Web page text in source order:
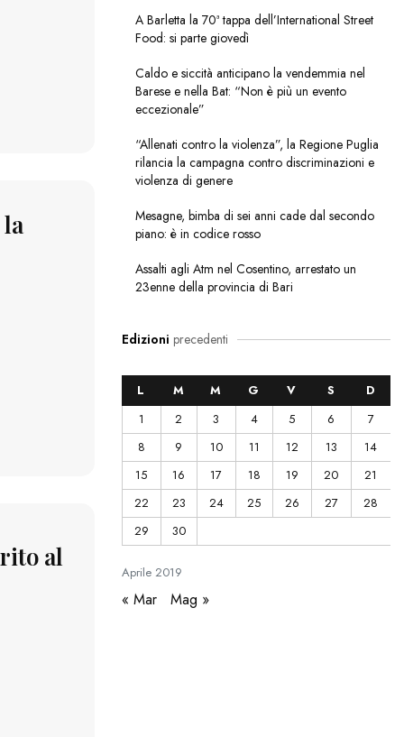
al
A Barletta la 70ª tappa dell’International Street
Food: si parte giovedì
Caldo e siccità anticipano la vendemmia nel
Barese e nella Bat: “Non è più un evento
eccezionale”
“Allenati contro la violenza”, la Regione Puglia
rilancia la campagna contro discriminazioni e
violenza di genere
Mesagne, bimba di sei anni cade dal secondo
piano: è in codice rosso
Assalti agli Atm nel Cosentino, arrestato un
23enne della provincia di Bari
Edizioni precedenti
Aprile2019
L M M G V S
D
1
2 3 4 5 6
7
8
9 10 11 12 13
14
15
16 17 18 19 20
21
22
23 24 25 26 27
28
29
30
« Mar Mag »